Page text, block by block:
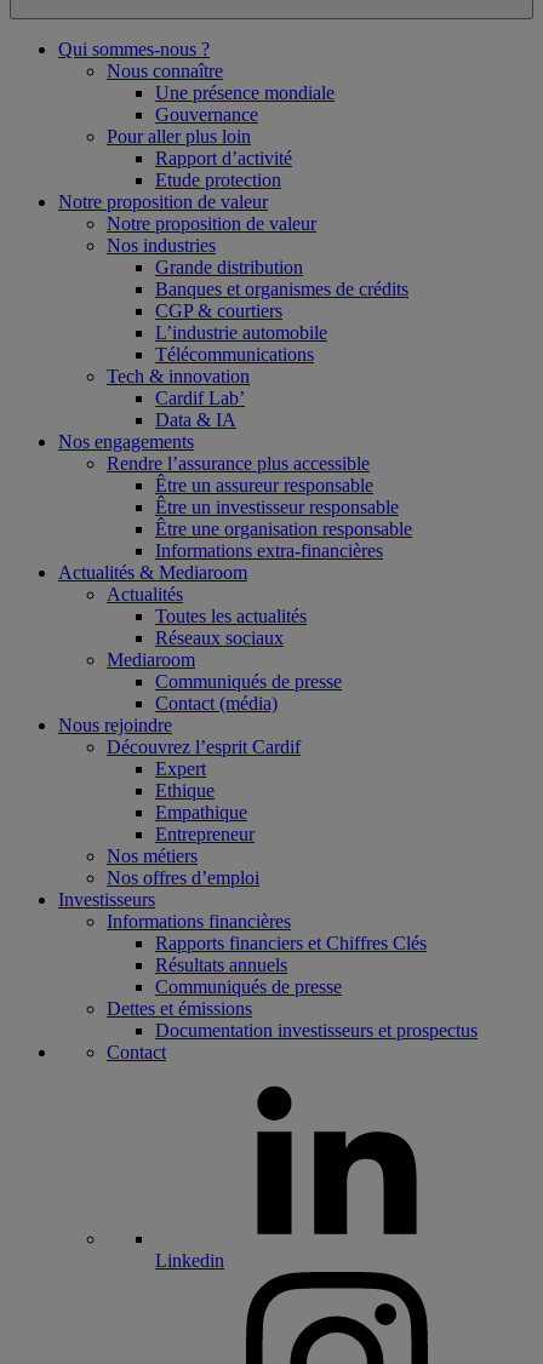
Qui sommes-nous ?
Nous connaître
Une présence mondiale
Gouvernance
Pour aller plus loin
Rapport d’activité
Etude protection
Notre proposition de valeur
Notre proposition de valeur
Nos industries
Grande distribution
Banques et organismes de crédits
CGP & courtiers
L’industrie automobile
Télécommunications
Tech & innovation
Cardif Lab’
Data & IA
Nos engagements
Rendre l’assurance plus accessible
Être un assureur responsable
Être un investisseur responsable
Être une organisation responsable
Informations extra-financières
Actualités & Mediaroom
Actualités
Toutes les actualités
Réseaux sociaux
Mediaroom
Communiqués de presse
Contact (média)
Nous rejoindre
Découvrez l’esprit Cardif
Expert
Ethique
Empathique
Entrepreneur
Nos métiers
Nos offres d’emploi
Investisseurs
Informations financières
Rapports financiers et Chiffres Clés
Résultats annuels
Communiqués de presse
Dettes et émissions
Documentation investisseurs et prospectus
Contact
Linkedin